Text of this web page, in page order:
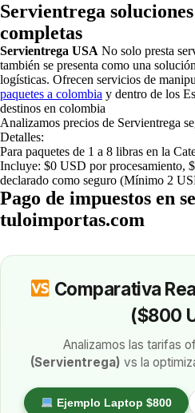
Servientrega
completas
Servientrega USA No solo presta
también se presenta como una
logísticas. Ofrecen servicios de
paquetes a colombia y dentro de los
destinos en colombia
Analizamos precios de Servientrega
Detalles:
Para paquetes de 1 a 8 libras en la
Incluye: $0 USD por procesamiento,
declarado como seguro (Mínimo 2
Pago de impuestos en
tuloimportas.com
Comparativa
($800
Analizamos las tarifas
(Servientrega) vs la
Ejemplo Laptop $800